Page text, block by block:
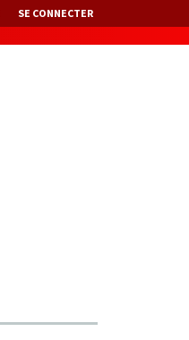
SE CONNECTER